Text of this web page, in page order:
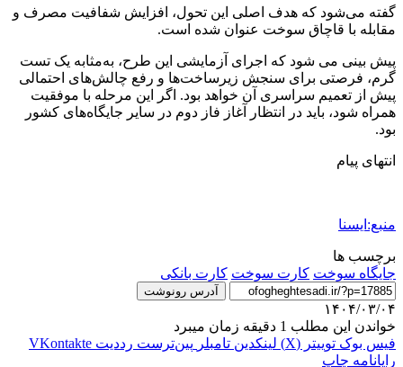
گفته می‌شود که هدف اصلی این تحول، افزایش شفافیت مصرف و
مقابله با قاچاق سوخت عنوان شده است.
پیش بینی می شود که اجرای آزمایشی این طرح، به‌مثابه یک تست
گرم، فرصتی برای سنجش زیرساخت‌ها و رفع چالش‌های احتمالی
پیش از تعمیم سراسری آن خواهد بود. اگر این مرحله با موفقیت
همراه شود، باید در انتظار آغاز فاز دوم در سایر جایگاه‌های کشور
بود.
انتهای پیام
منبع:ایسنا
برچسب ها
جایگاه سوخت كارت سوخت کارت بانکی
آدرس رونوشت
۱۴۰۴/۰۳/۰۴
خواندن این مطلب 1 دقیقه زمان میبرد
فیس بوک توییتر (X) لینکدین ‫تامبلر ‫پین‌ترست ‫رددیت ‫VKontakte
رایانامه چاپ